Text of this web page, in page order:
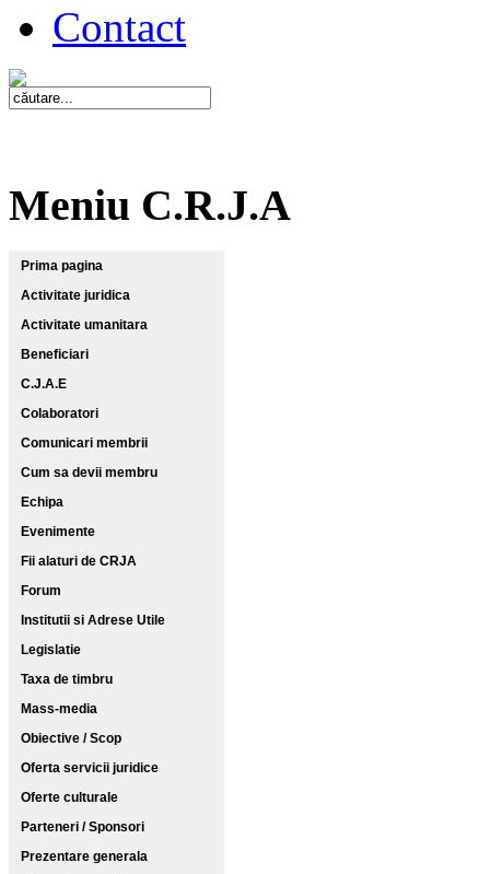
Contact
Meniu C.R.J.A
Prima pagina
Activitate juridica
Activitate umanitara
Beneficiari
C.J.A.E
Colaboratori
Comunicari membrii
Cum sa devii membru
Echipa
Evenimente
Fii alaturi de CRJA
Forum
Institutii si Adrese Utile
Legislatie
Taxa de timbru
Mass-media
Obiective / Scop
Oferta servicii juridice
Oferte culturale
Parteneri / Sponsori
Prezentare generala